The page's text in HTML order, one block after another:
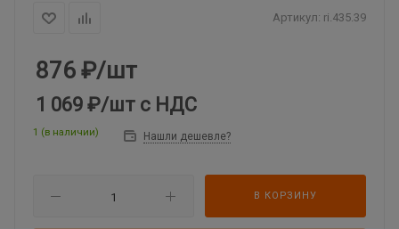
Артикул: ri.435.39
876 ₽/шт
1 069 ₽/шт с НДС
1 (в наличии) Нашли дешевле?
В КОРЗИНУ